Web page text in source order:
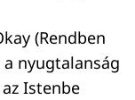
(Rendben
nyugtalanság
Istenbe